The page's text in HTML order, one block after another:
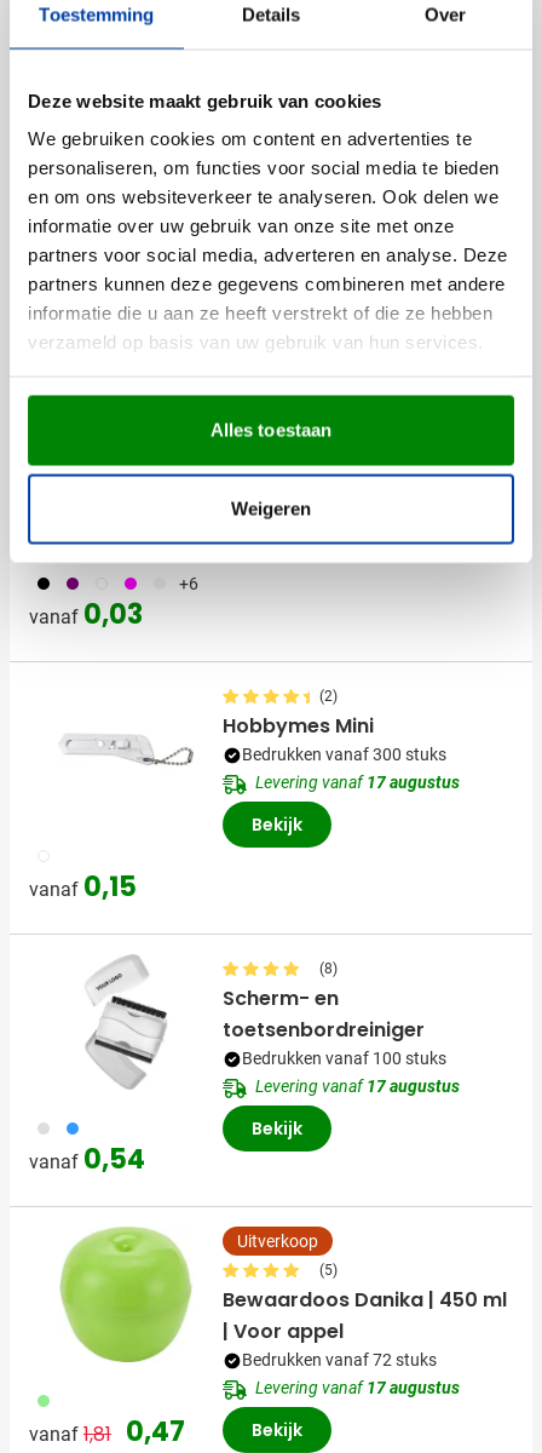
Toestemming Details Over
Deze website maakt gebruik van cookies
We gebruiken cookies om content en advertenties te
personaliseren, om functies voor social media te bieden
en om ons websiteverkeer te analyseren. Ook delen we
informatie over uw gebruik van onze site met onze
partners voor social media, adverteren en analyse. Deze
partners kunnen deze gegevens combineren met andere
informatie die u aan ze heeft verstrekt of die ze hebben
verzameld op basis van uw gebruik van hun services.
Alles toestaan
Weigeren
005
vanaf 1,54
Bekijk
001002
vanafNormale prijs
1,06 Speciale prijs
0,72
Sommeliermes Professional |
RVS | Met foliesnijder
Bedrukken vanaf 72 stuks
Levering vanaf13 augustus
Bekijk
001 024 002 046 +6
vanaf 0,03
Potlood Godiva
Levering vanaf24 augustus
Bekijk
002
vanaf 0,15
(2)
Hobbymes Mini
Bedrukken vanaf 300 stuks
Levering vanaf17 augustus
Bekijk
002 018
vanaf 0,54
(8)
Scherm- en
toetsenbordreiniger
Bedrukken vanaf 100 stuks
Levering vanaf17 augustus
Bekijk
029
vanaf Normale prijs
1,81 Speciale prijs
0,47
Uitverkoop
(5)
Bewaardoos Danika | 450 ml
| Voor appel
Bedrukken vanaf 72 stuks
Levering vanaf17 augustus
Bekijk